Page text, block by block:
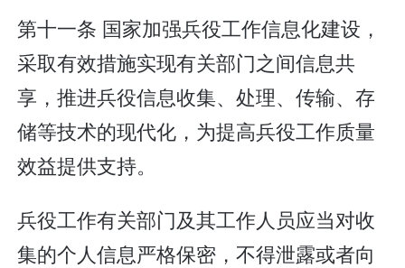
第十一条 国家加强兵役工作信息化建设，
采取有效措施实现有关部门之间信息共
享，推进兵役信息收集、处理、传输、存
储等技术的现代化，为提高兵役工作质量
效益提供支持。
兵役工作有关部门及其工作人员应当对收
集的个人信息严格保密，不得泄露或者向